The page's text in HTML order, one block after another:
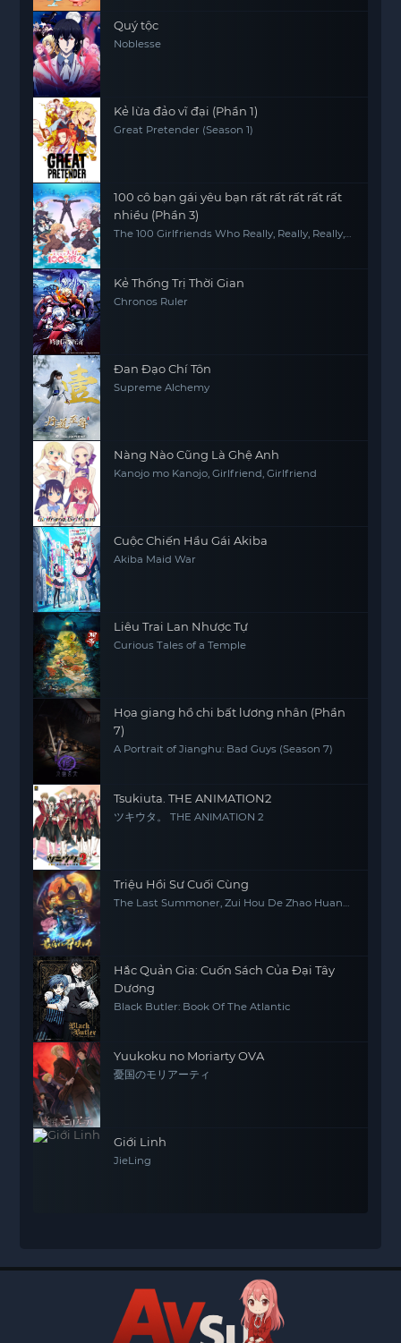
Quý tộc
Noblesse
Kẻ lừa đảo vĩ đại (Phần 1)
Great Pretender (Season 1)
100 cô bạn gái yêu bạn rất rất rất rất rất
nhiều (Phần 3)
The 100 Girlfriends Who Really, Really, Really,
Kẻ Thống Trị Thời Gian
Chronos Ruler
Đan Đạo Chí Tôn
Supreme Alchemy
Nàng Nào Cũng Là Ghệ Anh
Kanojo mo Kanojo, Girlfriend, Girlfriend
Cuộc Chiến Hầu Gái Akiba
Akiba Maid War
Liêu Trai Lan Nhược Tự
Curious Tales of a Temple
Họa giang hồ chi bất lương nhân (Phần
7)
A Portrait of Jianghu: Bad Guys (Season 7)
Tsukiuta. THE ANIMATION2
ツキウタ。 THE ANIMATION 2
Triệu Hồi Sư Cuối Cùng
The Last Summoner, Zui Hou De Zhao Huan
Hắc Quản Gia: Cuốn Sách Của Đại Tây
Dương
Black Butler: Book Of The Atlantic
Yuukoku no Moriarty OVA
憂国のモリアーティ
Giới Linh
JieLing